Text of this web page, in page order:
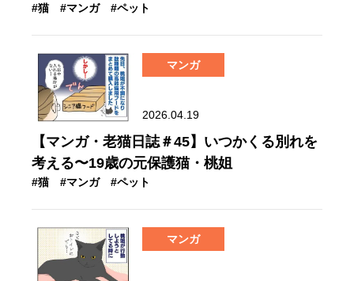
#猫 #マンガ #ペット
マンガ
2026.04.19
【マンガ・老猫日誌＃45】いつかくる別れを
考える〜19歳の元保護猫・桃姐
#猫 #マンガ #ペット
マンガ